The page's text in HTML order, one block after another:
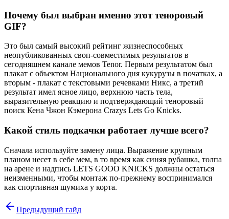
Почему был выбран именно этот теноровый
GIF?
Это был самый высокий рейтинг жизнеспособных
неопубликованных своп-совместимых результатов в
сегодняшнем канале мемов Tenor. Первым результатом был
плакат с объектом Национального дня кукурузы в початках, а
вторым - плакат с текстовыми речевками Никс, а третий
результат имел ясное лицо, верхнюю часть тела,
выразительную реакцию и подтверждающий теноровый
поиск Кена Чжон Кэмерона Crazys Lets Go Knicks.
Какой стиль подкачки работает лучше всего?
Сначала используйте замену лица. Выражение крупным
планом несет в себе мем, в то время как синяя рубашка, толпа
на арене и надпись LETS GOOO KNICKS должны остаться
неизменными, чтобы монтаж по-прежнему воспринимался
как спортивная шумиха у корта.
Предыдущий гайд